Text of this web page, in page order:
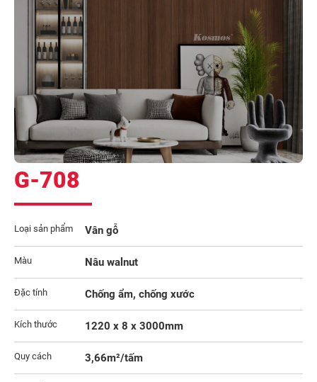
G-708
Loại sản phẩm Vân gỗ
Màu Nâu walnut
Đặc tính Chống ẩm, chống xước
Kích thước 1220 x 8 x 3000mm
Quy cách 3,66m²/tấm